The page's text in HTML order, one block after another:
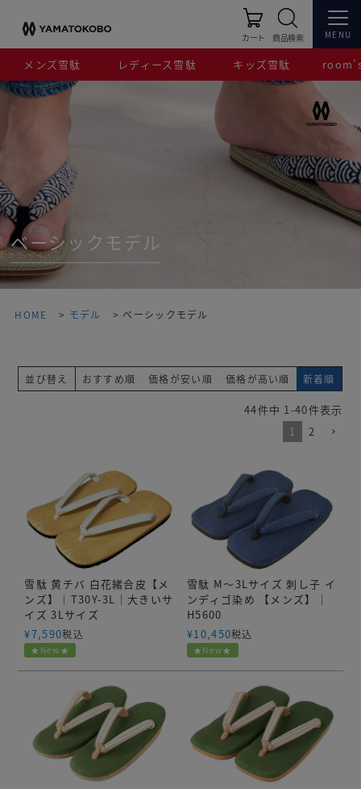
カート 商品検索
メンズ雪駄 レディース雪駄 キッズ雪駄
MENU
ベーシックモデル
HOME モデル ベーシックモデル
並び替え おすすめ順 価格が安い順 価格が高い順 新着順
44件中 1-40件表示
1
2
雪駄 黄チバ 白花緒合皮【メ
ンズ】｜T30Y-3L｜大きいサ
イズ 3Lサイズ
¥7,590税込
★New★
雪駄 M～3Lサイズ 刺し子 イ
ンディゴ染め 【メンズ】｜
H5600
¥10,450税込
★New★